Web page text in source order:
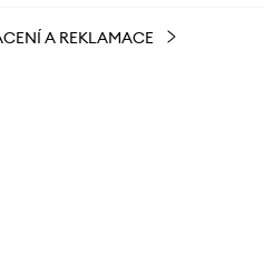
A REKLAMACE